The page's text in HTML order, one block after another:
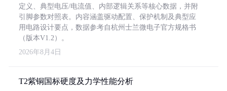
定义、典型电压/电流值、内部逻辑关系等核心数据，并附
引脚参数对照表。内容涵盖驱动配置、保护机制及典型应
用电路设计要点，数据参考自杭州士兰微电子官方规格书
（版本V1.2）。
2026年8月4日
T2紫铜国标硬度及力学性能分析